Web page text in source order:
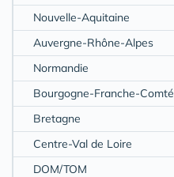
Nouvelle-Aquitaine
Auvergne-Rhône-Alpes
Normandie
Bourgogne-Franche-Comté
Bretagne
Centre-Val de Loire
DOM/TOM